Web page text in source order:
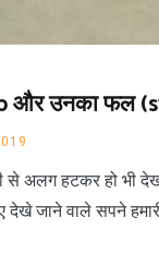
और उनका फल
से अलग हटकर हो
जाने वाले सपने